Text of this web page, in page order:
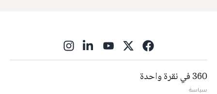
360 في نقرة واحدة
سياسة